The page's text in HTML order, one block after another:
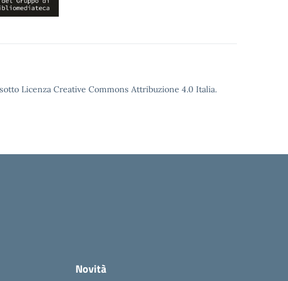
Licenza Creative Commons Attribuzione 4.0 Italia.
Novità